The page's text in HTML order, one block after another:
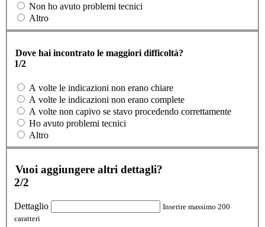
Non ho avuto problemi tecnici
Altro
Dove hai incontrato le maggiori difficoltà?
1/2
A volte le indicazioni non erano chiare
A volte le indicazioni non erano complete
A volte non capivo se stavo procedendo correttamente
Ho avuto problemi tecnici
Altro
Vuoi aggiungere altri dettagli?
2/2
Dettaglio
Inserire massimo 200
caratteri